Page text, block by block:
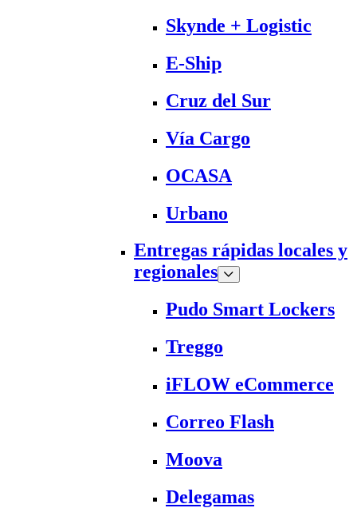
Skynde + Logistic
E-Ship
Cruz del Sur
Vía Cargo
OCASA
Urbano
Entregas rápidas locales y
regionales
Pudo Smart Lockers
Treggo
iFLOW eCommerce
Correo Flash
Moova
Delegamas